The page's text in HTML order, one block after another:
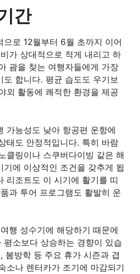
간
으로 12월부터 6월 초까지 이어
가 상대적으로 적게 내리고 하
괌을 찾는 여행자들에게 가장
도 합니다. 평균 습도도 우기보
외 활동에 쾌적한 환경을 제공
가능성도 낮아 항공편 운항에
태도 안정적입니다. 특히 바람
클링이나 스쿠버다이빙 같은 해
기에 이상적인 조건을 갖추게 됩
리조트도 이 시기에 활기를 띠
과 투어 프로그램도 활발히 운
행 성수기에 해당하기 때문에
평소보다 상승하는 경향이 있습
봄방학 등 주요 휴가 시즌과 겹
소나 렌터카가 조기에 마감되기